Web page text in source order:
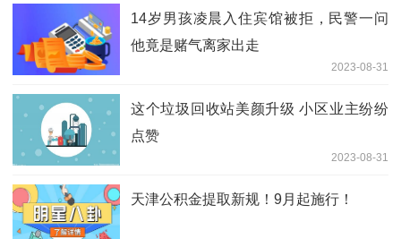
14岁男孩凌晨入住宾馆被拒，民警一问
他竟是赌气离家出走
2023-08-31
这个垃圾回收站美颜升级 小区业主纷纷
点赞
2023-08-31
天津公积金提取新规！9月起施行！